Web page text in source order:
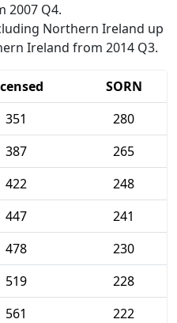
2007 Q4.
Northern Ireland up
Ireland from 2014 Q3.
SORN
351
280
387
265
422
248
447
241
478
230
519
228
561
222